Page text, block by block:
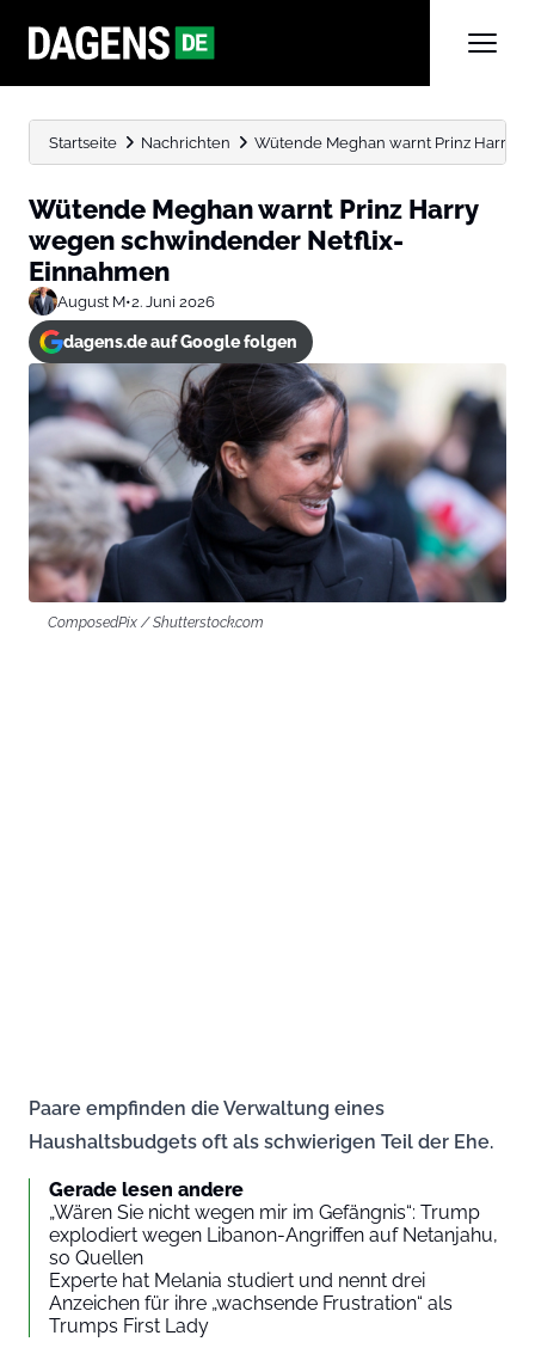
Startseite Nachrichten Wütende Meghan warnt Prinz Harry
Wütende Meghan warnt Prinz Harry
wegen schwindender Netflix-
Einnahmen
August M•2. Juni 2026
dagens.de auf Google folgen
ComposedPix / Shutterstock.com
Paare empfinden die Verwaltung eines
Haushaltsbudgets oft als schwierigen Teil der Ehe.
Gerade lesen andere
„Wären Sie nicht wegen mir im Gefängnis“: Trump
explodiert wegen Libanon-Angriffen auf Netanjahu,
so Quellen
Experte hat Melania studiert und nennt drei
Anzeichen für ihre „wachsende Frustration“ als
Trumps First Lady